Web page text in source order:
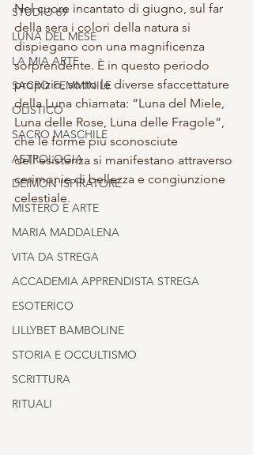
STUDIO 69
LUNA DEL MESE
LA MIA ARTE
SACRO FEMMINILE
OLISTICO
SACRO MASCHILE
ASTROLOGIA
DEIMON ISPIRATORE
MISTERO E ARTE
MARIA MADDALENA
VITA DA STREGA
ACCADEMIA APPRENDISTA STREGA
ESOTERICO
LILLYBET BAMBOLINE
STORIA E OCCULTISMO
SCRITTURA
RITUALI
Nel cuore incantato di giugno, sul far
della sera i colori della natura si
dispiegano con una magnificenza
sorprendente. È in questo periodo
propizio, sotto le diverse sfaccettature
della Luna chiamata: “Luna del Miele,
Luna delle Rose, Luna delle Fragole”,
che le forme più sconosciute
dell'esistenza si manifestano attraverso
cerimonie di bellezza e congiunzione
celestiale.